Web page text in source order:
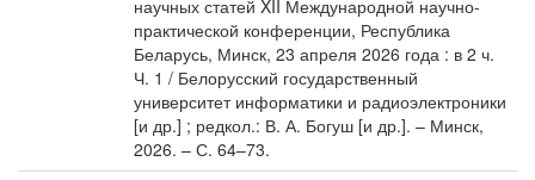
научных статей XII Международной научно-
практической конференции, Республика
Беларусь, Минск, 23 апреля 2026 года : в 2 ч.
Ч. 1 / Белорусский государственный
университет информатики и радиоэлектроники
[и др.] ; редкол.: В. А. Богуш [и др.]. – Минск,
2026. – С. 64–73.